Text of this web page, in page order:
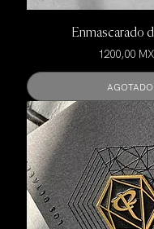
Enmascarado
Precio
1200,00
AGOTADO